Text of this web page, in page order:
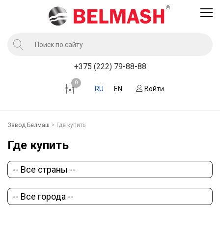
+375 (222) 79-88-88
0
RU EN Войти
Услуги завода BELMASH
Компания
Завод Белмаш Где купить
Где купить